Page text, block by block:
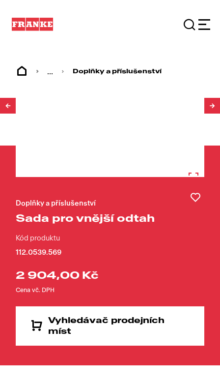
... Doplňky a příslušenství
Doplňky a příslušenství
Sada pro vnější odtah
Kód produktu
112.0539.569
2 904,00 Kč
Cena vč. DPH
Vyhledávač prodejních
míst